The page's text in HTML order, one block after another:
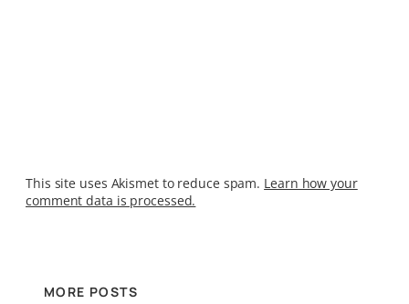
This site uses Akismet to reduce spam. Learn how your
comment data is processed.
MORE POSTS